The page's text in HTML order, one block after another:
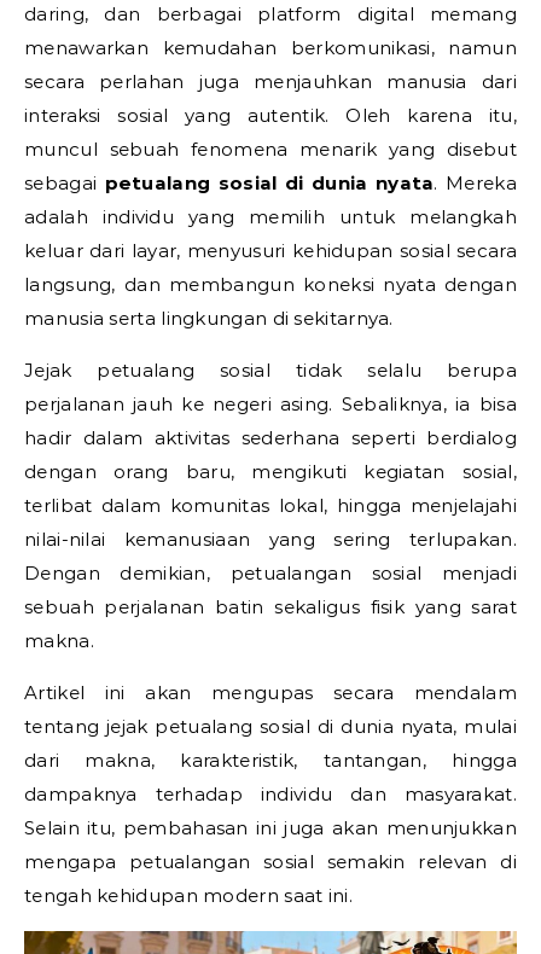
daring, dan berbagai platform digital memang
menawarkan kemudahan berkomunikasi, namun
secara perlahan juga menjauhkan manusia dari
interaksi sosial yang autentik. Oleh karena itu,
muncul sebuah fenomena menarik yang disebut
sebagai petualang sosial di dunia nyata. Mereka
adalah individu yang memilih untuk melangkah
keluar dari layar, menyusuri kehidupan sosial secara
langsung, dan membangun koneksi nyata dengan
manusia serta lingkungan di sekitarnya.
Jejak petualang sosial tidak selalu berupa
perjalanan jauh ke negeri asing. Sebaliknya, ia bisa
hadir dalam aktivitas sederhana seperti berdialog
dengan orang baru, mengikuti kegiatan sosial,
terlibat dalam komunitas lokal, hingga menjelajahi
nilai-nilai kemanusiaan yang sering terlupakan.
Dengan demikian, petualangan sosial menjadi
sebuah perjalanan batin sekaligus fisik yang sarat
makna.
Artikel ini akan mengupas secara mendalam
tentang jejak petualang sosial di dunia nyata, mulai
dari makna, karakteristik, tantangan, hingga
dampaknya terhadap individu dan masyarakat.
Selain itu, pembahasan ini juga akan menunjukkan
mengapa petualangan sosial semakin relevan di
tengah kehidupan modern saat ini.